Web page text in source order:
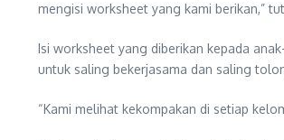
mengisi worksheet yang kami berikan,”
Isi worksheet yang diberikan kepada
untuk saling bekerjasama dan saling
“Kami melihat kekompakan di setiap